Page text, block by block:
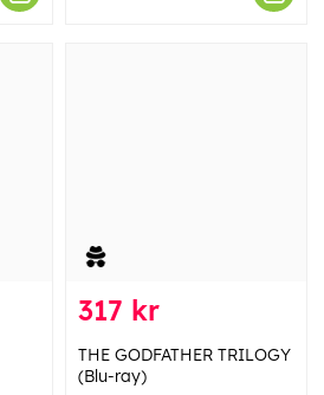
317 kr
THE GODFATHER TRILOGY
(Blu-ray)